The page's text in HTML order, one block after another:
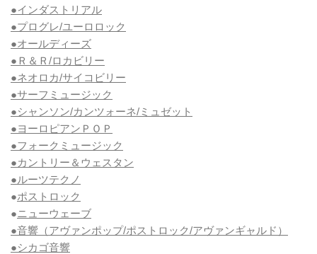
●インダストリアル
●プログレ/ユーロロック
●オールディーズ
●Ｒ＆Ｒ/ロカビリー
●ネオロカ/サイコビリー
●サーフミュージック
●シャンソン/カンツォーネ/ミュゼット
●ヨーロピアンＰＯＰ
●フォークミュージック
●カントリー＆ウェスタン
●ルーツテクノ
●ポストロック
●ニューウェーブ
●音響（アヴァンポップ/ポストロック/アヴァンギャルド）
●シカゴ音響